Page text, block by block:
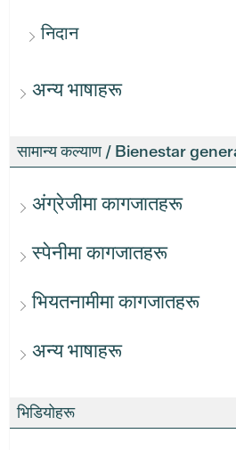
निदान
अन्य भाषाहरू
सामान्य कल्याण / Bienestar
अंग्रेजीमा कागजातहरू
स्पेनीमा कागजातहरू
भियतनामीमा कागजातहरू
अन्य भाषाहरू
भिडियोहरू